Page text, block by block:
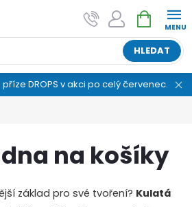
HLEDAT
NÁKUPNÍ
KOŠÍK
DROPS v akci po celý červenec.
na košíky
základ pro své tvoření? Kulatá
"pani Klubíčková" –
více než osmiletou tradicí a máme pro
než 25 tisíc produktů. Vše skladem,